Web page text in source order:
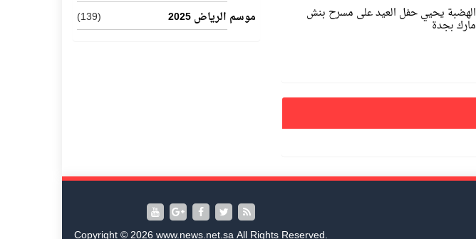
موسم الرياض 2025
(139)
الهضبة يحيي حفل العيد على مسرح بنش
مارك بجدة